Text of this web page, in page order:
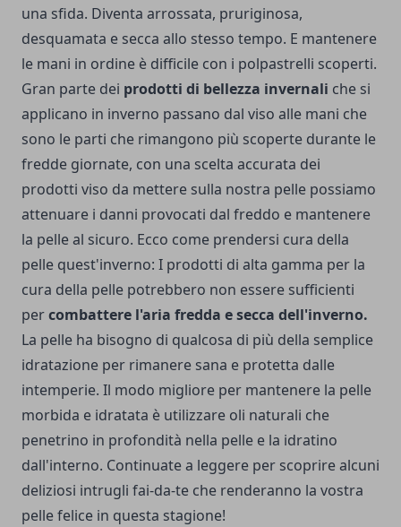
una sfida. Diventa arrossata, pruriginosa,
desquamata e secca allo stesso tempo. E mantenere
le mani in ordine è difficile con i polpastrelli scoperti.
Gran parte dei prodotti di bellezza invernali che si
applicano in inverno passano dal viso alle mani che
sono le parti che rimangono più scoperte durante le
fredde giornate, con una scelta accurata dei
prodotti viso da mettere sulla nostra pelle possiamo
attenuare i danni provocati dal freddo e mantenere
la pelle al sicuro. Ecco come prendersi cura della
pelle quest'inverno: I prodotti di alta gamma per la
cura della pelle potrebbero non essere sufficienti
percombattere l'aria fredda e secca dell'inverno.
La pelle ha bisogno di qualcosa di più della semplice
idratazione per rimanere sana e protetta dalle
intemperie. Il modo migliore per mantenere la pelle
morbida e idratata è utilizzare oli naturali che
penetrino in profondità nella pelle e la idratino
dall'interno. Continuate a leggere per scoprire alcuni
deliziosi intrugli fai-da-te che renderanno la vostra
pelle felice in questa stagione!